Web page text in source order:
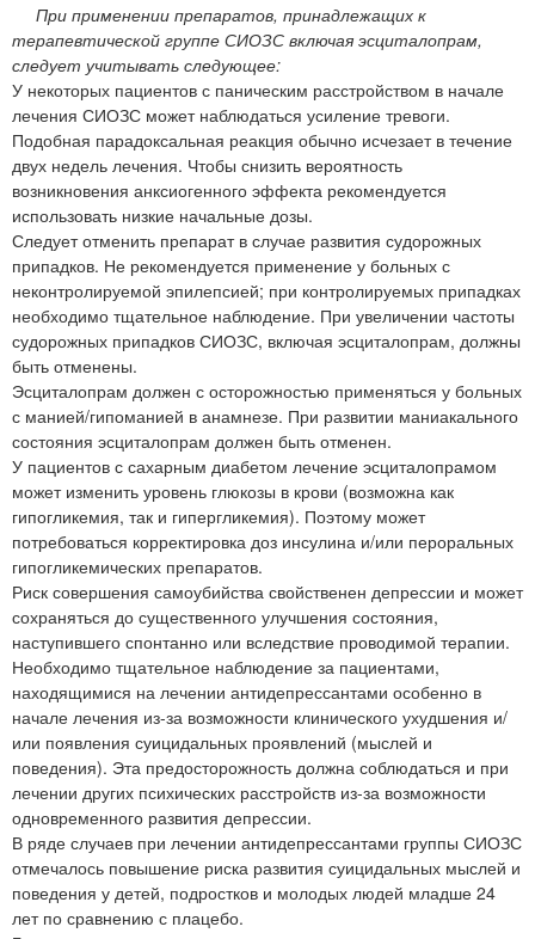
При применении препаратов, принадлежащих к
терапевтической группе СИОЗС включая эсциталопрам,
следует учитывать следующее:
У некоторых пациентов с паническим расстройством в начале
лечения СИОЗС может наблюдаться усиление тревоги.
Подобная парадоксальная реакция обычно исчезает в течение
двух недель лечения. Чтобы снизить вероятность
возникновения анксиогенного эффекта рекомендуется
использовать низкие начальные дозы.
Следует отменить препарат в случае развития судорожных
припадков. Не рекомендуется применение у больных с
неконтролируемой эпилепсией; при контролируемых припадках
необходимо тщательное наблюдение. При увеличении частоты
судорожных припадков СИОЗС, включая эсциталопрам, должны
быть отменены.
Эсциталопрам должен с осторожностью применяться у больных
с манией/гипоманией в анамнезе. При развитии маниакального
состояния эсциталопрам должен быть отменен.
У пациентов с сахарным диабетом лечение эсциталопрамом
может изменить уровень глюкозы в крови (возможна как
гипогликемия, так и гипергликемия). Поэтому может
потребоваться корректировка доз инсулина и/или пероральных
гипогликемических препаратов.
Риск совершения самоубийства свойственен депрессии и может
сохраняться до существенного улучшения состояния,
наступившего спонтанно или вследствие проводимой терапии.
Необходимо тщательное наблюдение за пациентами,
находящимися на лечении антидепрессантами особенно в
начале лечения из-за возможности клинического ухудшения и/
или появления суицидальных проявлений (мыслей и
поведения). Эта предосторожность должна соблюдаться и при
лечении других психических расстройств из-за возможности
одновременного развития депрессии.
В ряде случаев при лечении антидепрессантами группы СИОЗС
отмечалось повышение риска развития суицидальных мыслей и
поведения у детей, подростков и молодых людей младше 24
лет по сравнению с плацебо.